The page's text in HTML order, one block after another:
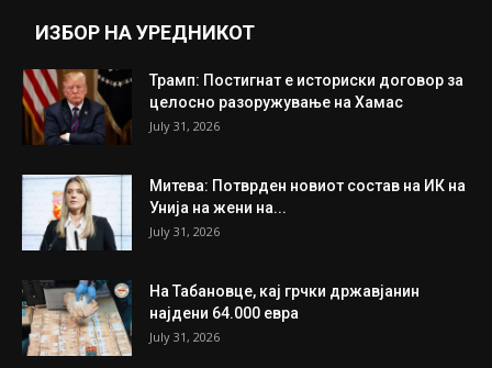
ИЗБОР НА УРЕДНИКОТ
Трамп: Постигнат е историски договор за
целосно разоружување на Хамас
July 31, 2026
Митева: Потврден новиот состав на ИК на
Унија на жени на...
July 31, 2026
На Табановце, кај грчки државјанин
најдени 64.000 евра
July 31, 2026